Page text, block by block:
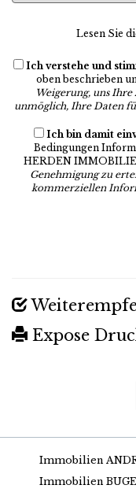
Lesen Sie
Ich verstehe und
oben beschrieben
Weigerung, uns
unmöglich, Ihre Daten
Ich bin damit
Bedingungen
HERDEN
Genehmigung zu
kommerziellen
Expose
Immobilien
Immobilien